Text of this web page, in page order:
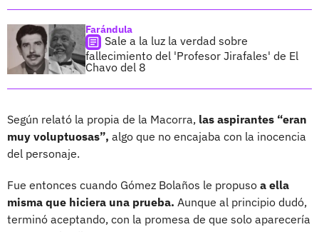
Farándula
Sale a la luz la verdad sobre
fallecimiento del 'Profesor Jirafales' de El
Chavo del 8
Según relató la propia de la Macorra, las aspirantes “eran
muy voluptuosas”, algo que no encajaba con la inocencia
del personaje.
Fue entonces cuando Gómez Bolaños le propuso a ella
misma que hiciera una prueba. Aunque al principio dudó,
terminó aceptando, con la promesa de que solo aparecería